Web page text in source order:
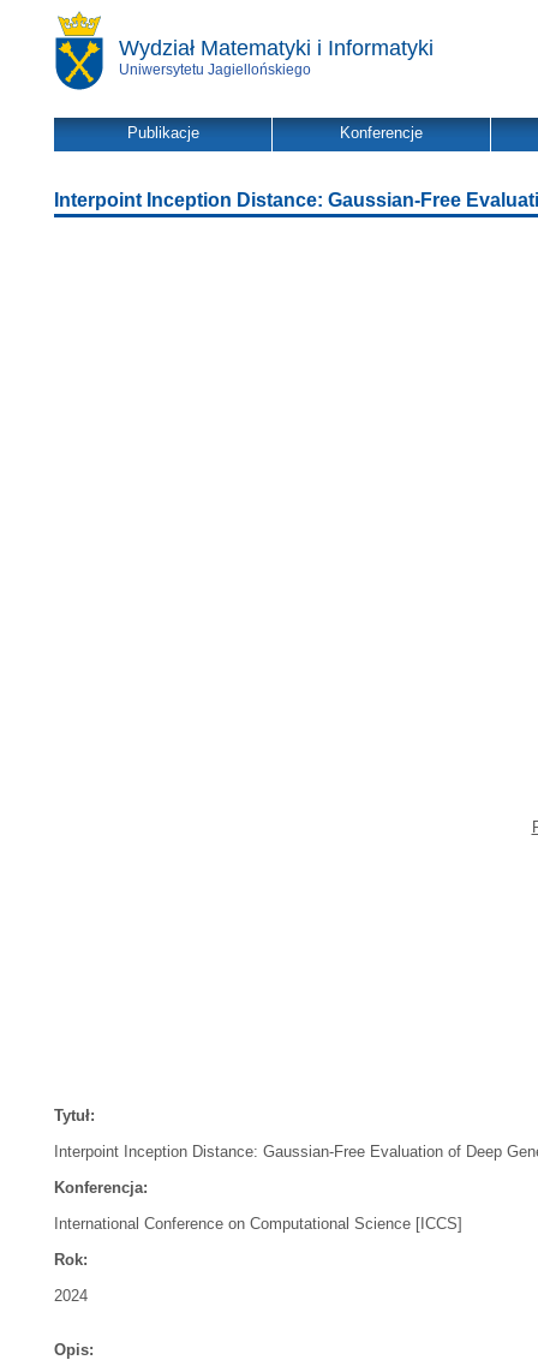
Wydział Matematyki i Informatyki
Uniwersytetu Jagiellońskiego
Publikacje Konferencje
Interpoint Inception Distance: Gaussian-Free
Tytuł:
Interpoint Inception Distance: Gaussian-Free Evaluation of Deep
Konferencja:
International Conference on Computational Science [ICCS]
Rok:
2024
Opis: